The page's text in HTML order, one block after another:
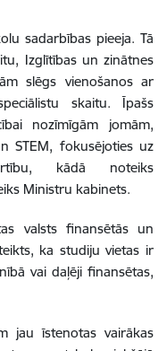
sadarbības pieeja. Tā
Izglītības un zinātnes
slēgs vienošanos ar
skaitu. Īpašs
nozīmīgām jomām,
STEM, fokusējoties uz
kādā noteiks
Ministru kabinets.
valsts finansētās un
ka studiju vietas ir
vai daļēji finansētas,
jau īstenotas vairākas